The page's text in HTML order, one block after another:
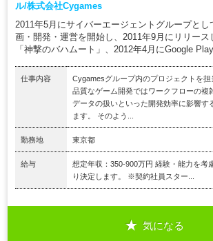
ル/株式会社Cygames
2011年5月にサイバーエージェントグループとし
画・開発・運営を開始し、2011年9月にリリー
「神撃のバハムート」、2012年4月にGoogle
仕事内容
Cygamesグループ内のプロジェクトを
品質なゲーム開発ではワークフローの複
データの扱いといった開発効率に影響す
ます。 そのよう...
勤務地 東京都
給与
想定年収：350-900万円 経験・能力を考
り決定します。 ※契約社員スター...
気になる